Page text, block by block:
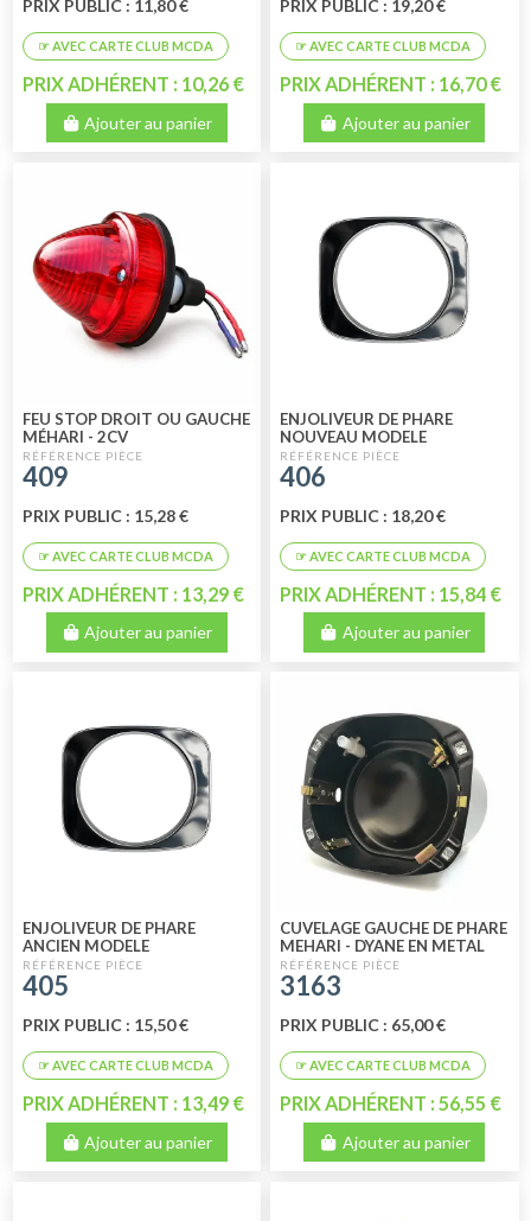
PRIX PUBLIC : 11,80 €
PRIX ADHÉRENT : 10,26 €
Ajouter au panier
PRIX PUBLIC : 19,20 €
PRIX ADHÉRENT : 16,70 €
Ajouter au panier
FEU STOP DROIT OU GAUCHE
MÉHARI - 2CV
FOURGONNETTE 1ER PRIX
409
PRIX PUBLIC : 15,28 €
PRIX ADHÉRENT : 13,29 €
Ajouter au panier
ENJOLIVEUR DE PHARE
NOUVEAU MODELE
PLASTIQUE MEHARI DYANE
406
PRIX PUBLIC : 18,20 €
PRIX ADHÉRENT : 15,84 €
Ajouter au panier
ENJOLIVEUR DE PHARE
ANCIEN MODELE
METALLIQUE POUR MEHARI-
DYANE-ACADIANE 1978
405
PRIX PUBLIC : 15,50 €
PRIX ADHÉRENT : 13,49 €
Ajouter au panier
CUVELAGE GAUCHE DE PHARE
MEHARI - DYANE EN METAL
POUR OPTIQUE 2 PLOTS
CIBIE AM
3163
PRIX PUBLIC : 65,00 €
PRIX ADHÉRENT : 56,55 €
Ajouter au panier